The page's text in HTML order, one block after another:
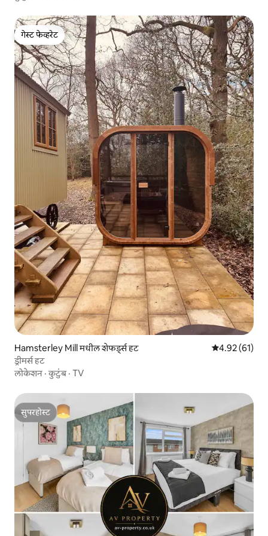
गेस्ट फेव्हरेट
गेस्ट फेव्हरेट
Hamsterley Mill मधील शेफर्ड्स हट 5 पैकी 4.92
4.92 (61)
ड्रीमर्स हट
लोकेशन ·कुटुंब· TV
सुपरहोस्ट
सुपरहोस्ट